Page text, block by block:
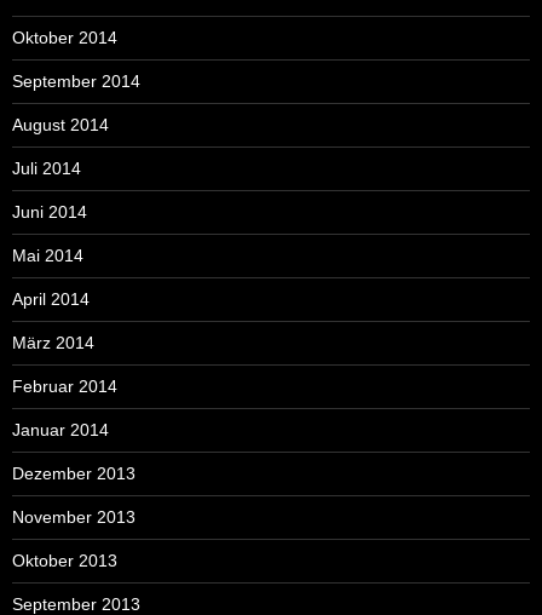
Oktober 2014
September 2014
August 2014
Juli 2014
Juni 2014
Mai 2014
April 2014
März 2014
Februar 2014
Januar 2014
Dezember 2013
November 2013
Oktober 2013
September 2013